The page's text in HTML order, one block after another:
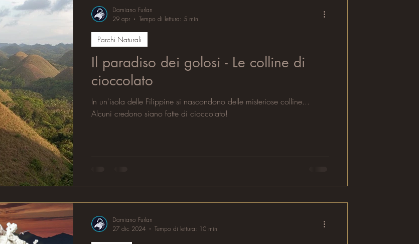
Il paradiso dei golosi - Le colline di
cioccolato
In un'isola delle Filippine si nascondono delle misteriose colline...
Alcuni credono siano fatte di cioccolato!
Parchi Naturali
Damiano Furlan
29 apr
Tempo di lettura: 5 min
Damiano Furlan
27 dic 2024
Tempo di lettura: 10 min